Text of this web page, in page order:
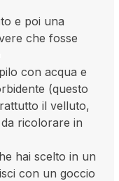
e poi una
che fosse
con acqua e
(questo
il velluto,
ricolorare in
hai scelto in un
con un goccio